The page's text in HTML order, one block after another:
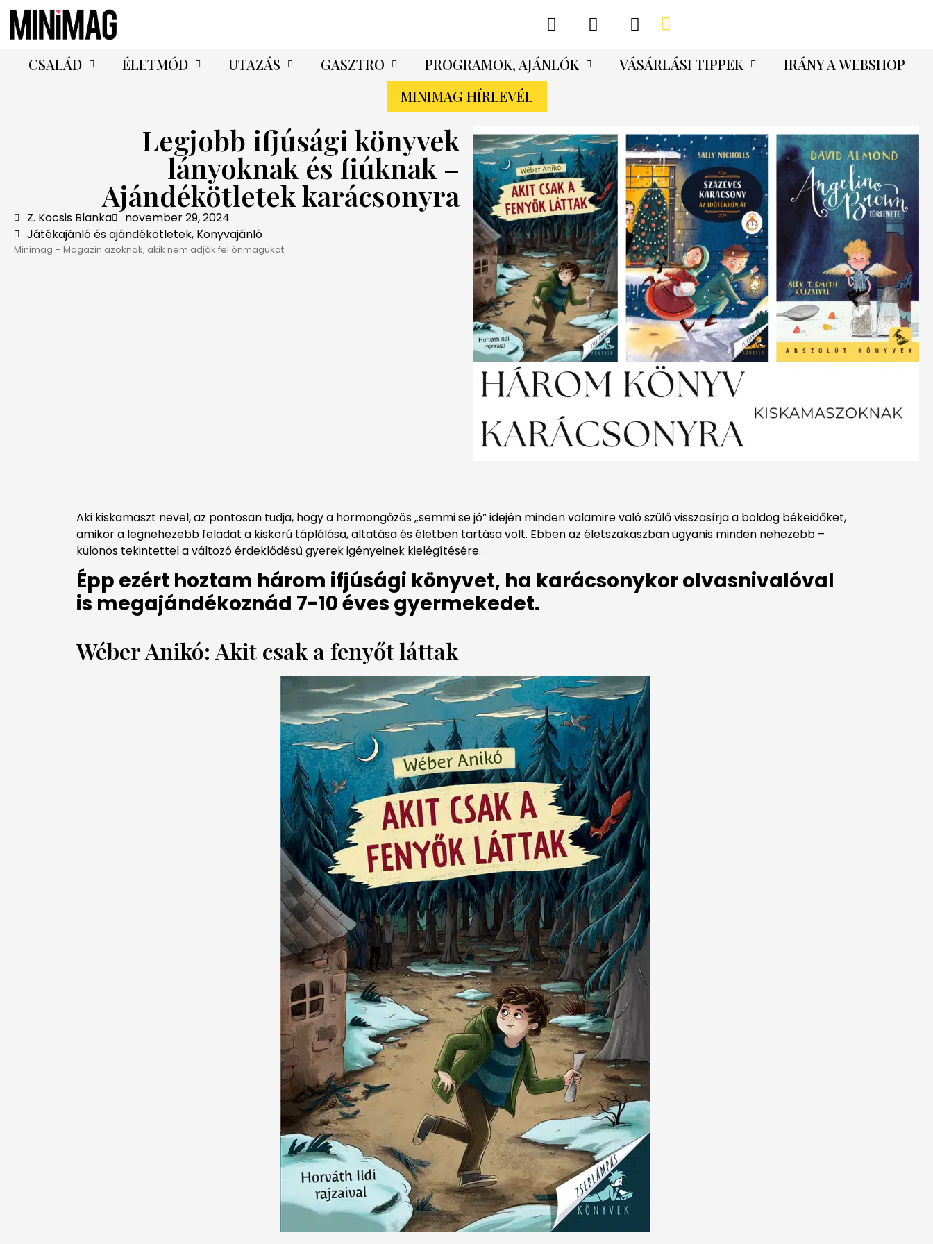
CSALÁD ÉLETMÓD UTAZÁS GASZTRO PROGRAMOK, AJÁNLÓK VÁSÁRLÁSI TIPPEK
IRÁNY A WEBSHOP
MINIMAG HÍRLEVÉL
Legjobb ifjúsági könyvek
lányoknak és fiúknak –
Ajándékötletek karácsonyra
Z. Kocsis Blanka
november 29, 2024
Játékajánló és ajándékötletek, Könyvajánló
Minimag – Magazin azoknak, akik nem adják fel önmagukat
Aki kiskamaszt nevel, az pontosan tudja, hogy a hormongőzös „semmi se jó” idején minden valamire való szülő visszasírja a boldog békeidőket,
amikor a legnehezebb feladat a kiskorú táplálása, altatása és életben tartása volt. Ebben az életszakaszban ugyanis minden nehezebb –
különös tekintettel a változó érdeklődésű gyerek igényeinek kielégítésére.
Épp ezért hoztam három ifjúsági könyvet, ha karácsonykor olvasnivalóval
is megajándékoznád 7-10 éves gyermekedet.
Wéber Anikó: Akit csak a fenyőt láttak